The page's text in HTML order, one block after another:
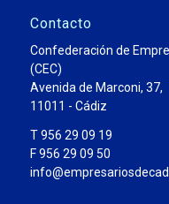
Contacto
Confederación de
(CEC)
Avenida de Marconi, 37,
11011 - Cádiz
T 956 29 09 19
F 956 29 09 50